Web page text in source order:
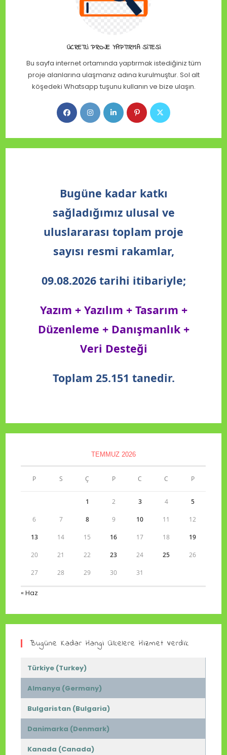
ÜCRETLI PROJE YAPTIRMA SITESI
Bu sayfa internet ortamında yaptırmak istediğiniz tüm
proje alanlarına ulaşmanız adına kurulmuştur. Sol alt
köşedeki Whatsapp tuşunu kullanın ve bize ulaşın.
Bugüne kadar katkı
sağladığımız ulusal ve
uluslararası toplam proje
sayısı resmi rakamlar,
09.08.2026 tarihi itibariyle;
Yazım + Yazılım + Tasarım +
Düzenleme + Danışmanlık +
Veri Desteği
Toplam 25.151 tanedir.
TEMMUZ 2026
P S Ç P C C P
1 2 3 4 5
6 7 8 9 10 11 12
13 14 15 16 17 18 19
20 21 22 23 24 25 26
27 28 29 30 31
« Haz
Bugüne Kadar Hangi Ülkelere Hizmet Verdik
Türkiye (Turkey)
Almanya (Germany)
Bulgaristan (Bulgaria)
Danimarka (Denmark)
Kanada (Canada)